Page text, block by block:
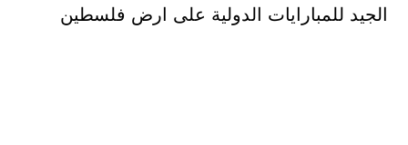
الجيد للمبارايات الدولية على ارض فلسطين